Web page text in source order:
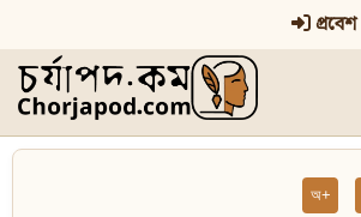
প্রবেশ
অ+